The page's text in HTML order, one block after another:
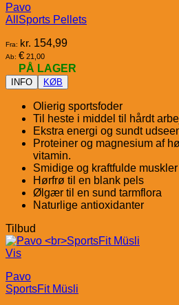
Pavo
AllSports Pellets
Fra: kr. 154,99
Ab: € 21,00
PÅ LAGER
INFO KØB
Olierig sportsfoder
Til heste i middel til hårdt
Ekstra energi og sundt
Proteiner og magnesium af
vitamin.
Smidige og kraftfulde muskler
Hørfrø til en blank pels
Ølgær til en sund tarmflora
Naturlige antioxidanter
Tilbud
Vis
Pavo
SportsFit Müsli